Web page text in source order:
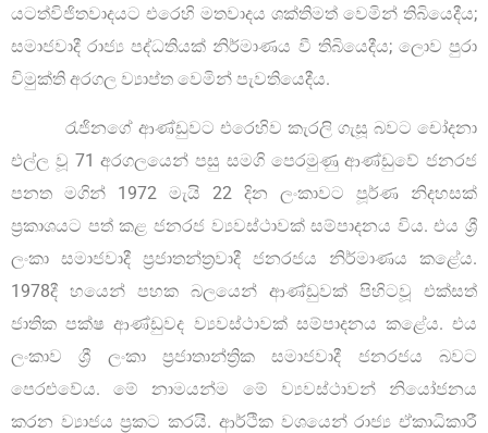
යටත්විජිතවාදයට එරෙහි මතවාදය ශක්තිමත් වෙමින් තිබියෙදීය;
සමාජවාදී රාජ්‍ය පද්ධතියක් නිර්මාණය වී තිබියෙදීය; ලොව පුරා
විමුක්ති අරගල ව්‍යාප්ත වෙමින් පැවතියෙදීය.
රැජිනගේ ආණ්ඩුවට එරෙහිව කැරලි ගැසූ බවට චෝදනා
එල්ල වූ 71 අරගලයෙන් පසු සමගි පෙරමුණු ආණ්ඩුවේ ජනරජ
පනත මගින් 1972 මැයි 22 දින ලංකාවට පූර්ණ නිදහසක්
ප්‍රකාශයට පත් කළ ජනරජ ව්‍යවස්ථාවක් සම්පාදනය විය. එය ශ්‍රී
ලංකා සමාජවාදී ප්‍රජාතන්ත්‍රවාදී ජනරජය නිර්මාණය කළේය.
1978දී හයෙන් පහක බලයෙන් ආණ්ඩුවක් පිහිටවූ එක්සත්
ජාතික පක්ෂ ආණ්ඩුවද ව්‍යවස්ථාවක් සම්පාදනය කළේය. එය
ලංකාව ශ්‍රී ලංකා ප්‍රජාතාන්ත්‍රික සමාජවාදී ජනරජය බවට
පෙරළුවේය. මේ නාමයන්ම මේ ව්‍යවස්ථාවන් නියෝජනය
කරන ව්‍යාජය ප්‍රකට කරයි. ආර්ථික වශයෙන් රාජ්‍ය ඒකාධිකාරී